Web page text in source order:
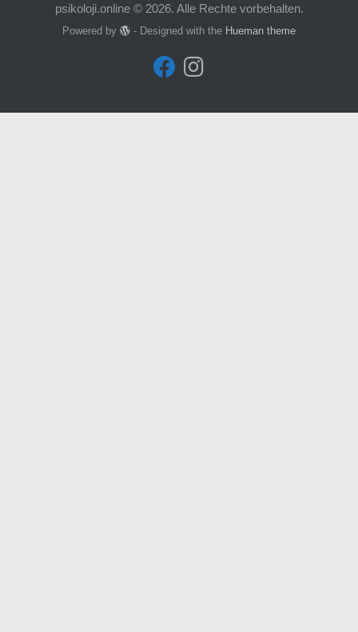
psikoloji.online © 2026. Alle Rechte vorbehalten.
Powered by - Designed with the Hueman theme